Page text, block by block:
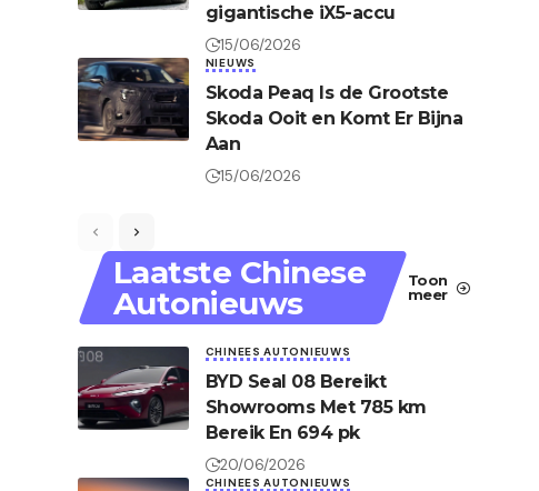
gigantische iX5-accu
15/06/2026
NIEUWS
Skoda Peaq Is de Grootste
Skoda Ooit en Komt Er Bijna
Aan
15/06/2026
Laatste Chinese
Autonieuws
Toon
meer
CHINEES AUTONIEUWS
BYD Seal 08 Bereikt
Showrooms Met 785 km
Bereik En 694 pk
20/06/2026
CHINEES AUTONIEUWS